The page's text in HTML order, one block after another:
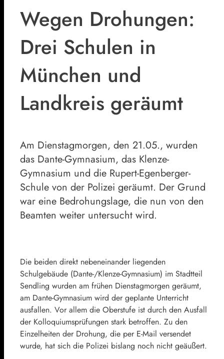
Wegen Drohungen:
Drei Schulen in
München und
Landkreis geräumt
Am Dienstagmorgen, den 21.05., wurden
das Dante-Gymnasium, das Klenze-
Gymnasium und die Rupert-Egenberger-
Schule von der Polizei geräumt. Der Grund
war eine Bedrohungslage, die nun von den
Beamten weiter untersucht wird.
Die beiden direkt nebeneinander liegenden
Schulgebäude (Dante-/Klenze-Gymnasium) im Stadtteil
Sendling wurden am frühen Dienstagmorgen geräumt,
am Dante-Gymnasium wird der geplante Unterricht
ausfallen. Vor allem die Oberstufe ist durch den Ausfall
der Kolloquiumsprüfungen stark betroffen. Zu den
Einzelheiten der Drohung, die per E-Mail versendet
wurde, hat sich die Polizei bislang noch nicht geäußert.